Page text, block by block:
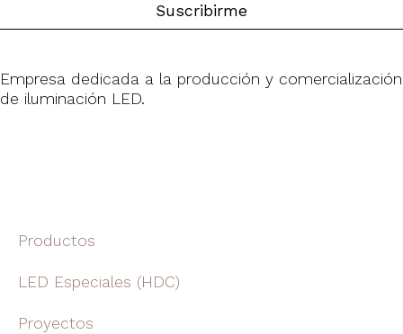
Suscribirme
Empresa dedicada a la producción y comercialización
de iluminación LED.
Productos
LED Especiales (HDC)
Proyectos